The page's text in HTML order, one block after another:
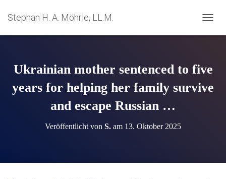
Stephan H. A. Möhrle, LL.M.
A
A
I
Ukrainian mother sentenced to five
years for helping her family survive
and escape Russian …
Veröffentlicht von S. am 13. Oktober 2025